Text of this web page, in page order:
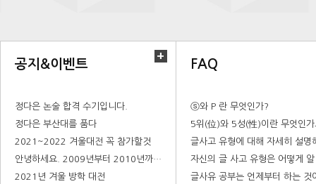
공지&이벤트
+
정다은 논술 합격 수기입니다.
정다은 부산대를 품다
2021~2022 겨울대전 꼭 참가할것
안녕하세요. 2009년부터 2010년까지 이흥중 언어 배움터에 다녔던 예성화입니다^^
2021년 겨울 방학 대전
FAQ
ⓢ와 P 란 무엇인가?
5위(位)와 5성(性)이란 무엇인가